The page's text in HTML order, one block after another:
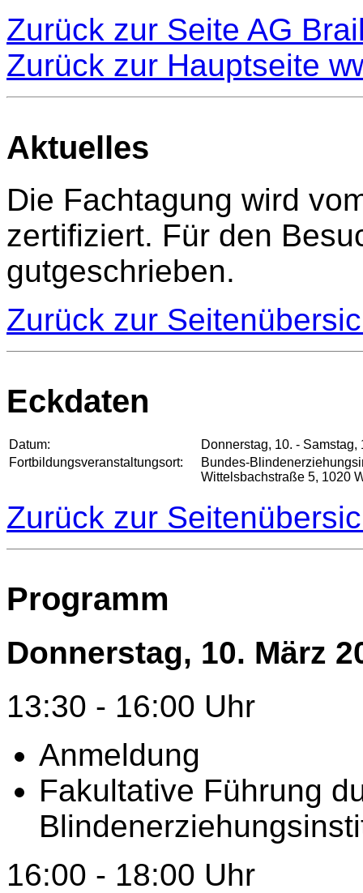
Zurück zur Seite AG
Zurück zur Hauptseite
Aktuelles
Die Fachtagung wird
zertifiziert. Für den
gutgeschrieben.
Zurück zur
Eckdaten
Datum:
Donnerstag, 10. -
Fortbildungsveranstaltungsort:
Bundes-
Wittelsbachstraße 5, 1020
Zurück zur
Programm
Donnerstag, 10. März
13:30 - 16:00 Uhr
Anmeldung
Fakultative Führung
16:00 - 18:00 Uhr